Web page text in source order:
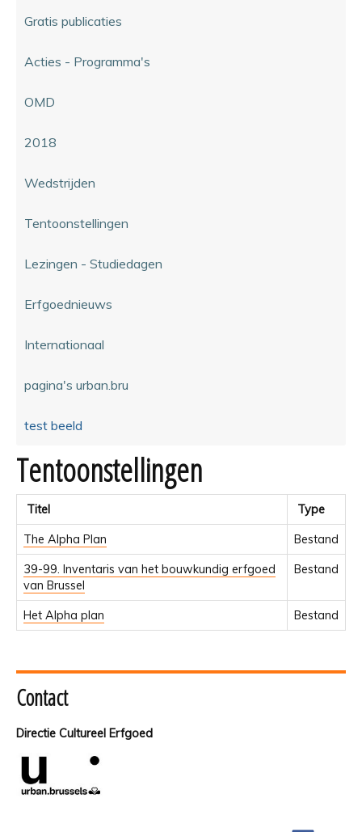
Gratis publicaties
Acties - Programma's
OMD
2018
Wedstrijden
Tentoonstellingen
Lezingen - Studiedagen
Erfgoednieuws
Internationaal
pagina's urban.bru
test beeld
Tentoonstellingen
Titel Type
The Alpha Plan Bestand
39-99. Inventaris van het bouwkundig erfgoed
van Brussel
Bestand
Het Alpha plan Bestand
Contact
Directie Cultureel Erfgoed